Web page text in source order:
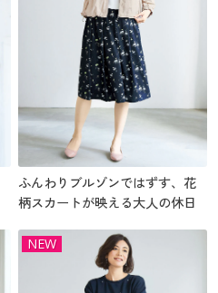
ふんわりブルゾンではずす、花
柄スカートが映える大人の休日
NEW